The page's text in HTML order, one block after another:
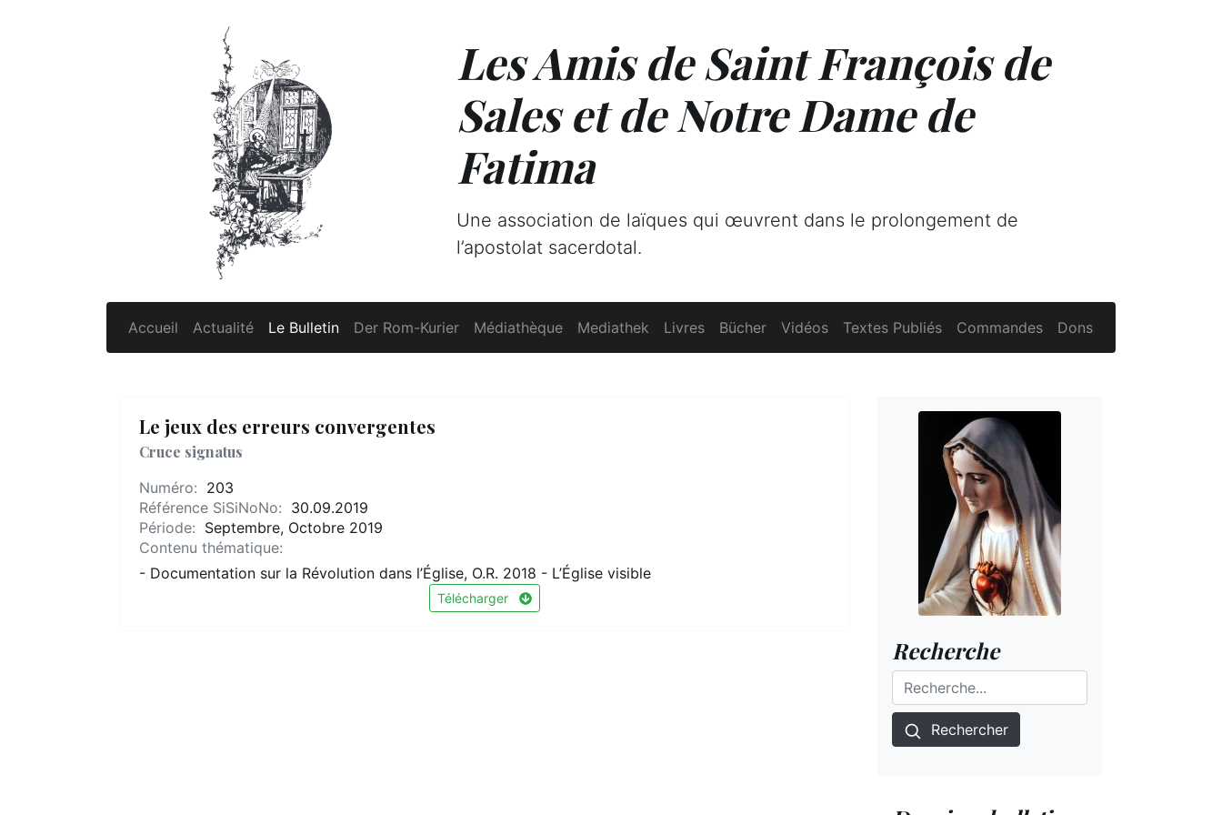
Les Amis de Saint François de
Sales et de Notre Dame de
Fatima
Une association de laïques qui œuvrent dans le prolongement de
l’apostolat sacerdotal.
Accueil Actualité Le Bulletin Der Rom-Kurier Médiathèque Mediathek Livres Bücher Vidéos Textes Publiés Commandes Dons
Le jeux des erreurs convergentes
Cruce signatus
Numéro: 203
Référence SiSiNoNo: 30.09.2019
Période: Septembre, Octobre 2019
Contenu thématique:
- Documentation sur la Révolution dans l’Église, O.R. 2018 - L’Église visible
Télécharger
Recherche
Rechercher